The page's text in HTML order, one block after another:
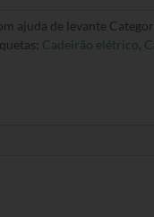
ajuda de levante
Cadeirão elétrico,